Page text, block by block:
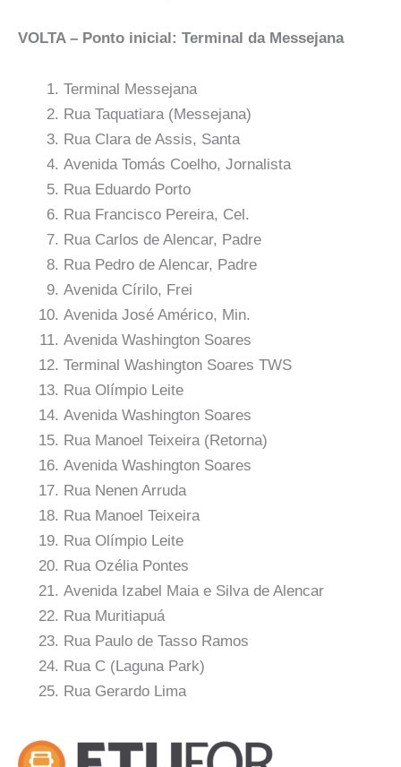
VOLTA – Ponto inicial: Terminal da Messejana
Terminal Messejana
Rua Taquatiara (Messejana)
Rua Clara de Assis, Santa
Avenida Tomás Coelho, Jornalista
Rua Eduardo Porto
Rua Francisco Pereira, Cel.
Rua Carlos de Alencar, Padre
Rua Pedro de Alencar, Padre
Avenida Círilo, Frei
Avenida José Américo, Min.
Avenida Washington Soares
Terminal Washington Soares TWS
Rua Olímpio Leite
Avenida Washington Soares
Rua Manoel Teixeira (Retorna)
Avenida Washington Soares
Rua Nenen Arruda
Rua Manoel Teixeira
Rua Olímpio Leite
Rua Ozélia Pontes
Avenida Izabel Maia e Silva de Alencar
Rua Muritiapuá
Rua Paulo de Tasso Ramos
Rua C (Laguna Park)
Rua Gerardo Lima